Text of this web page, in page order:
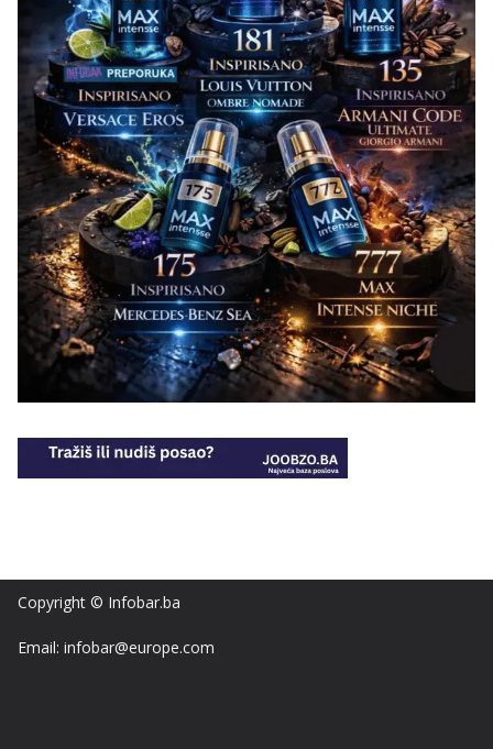
Copyright © Infobar.ba
Email: infobar@europe.com